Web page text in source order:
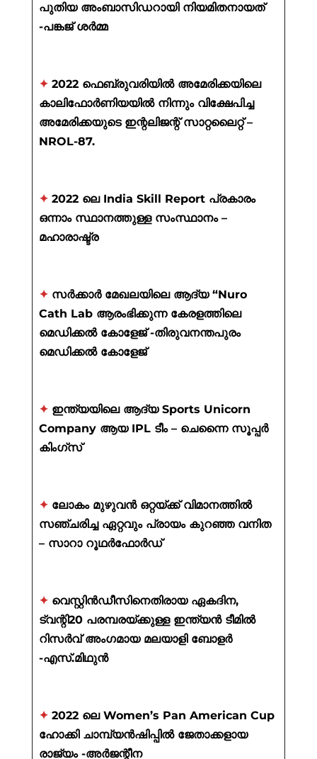
പുതിയ അംബാസിഡറായി നിയമിതനായത്
-പങ്കജ് ശർമ്മ
✦ 2022 ഫെബ്രുവരിയിൽ അമേരിക്കയിലെ
കാലിഫോർണിയയിൽ നിന്നും വിക്ഷേപിച്ച
അമേരിക്കയുടെ ഇന്റലിജന്റ് സാറ്റലൈറ്റ് –
NROL-87.
✦ 2022 ലെ India Skill Report പ്രകാരം
ഒന്നാം സ്ഥാനത്തുള്ള സംസ്ഥാനം –
മഹാരാഷ്ട്ര
✦ സർക്കാർ മേഖലയിലെ ആദ്യ “Nuro
Cath Lab ആരംഭിക്കുന്ന കേരളത്തിലെ
മെഡിക്കൽ കോളേജ് -തിരുവനന്തപുരം
മെഡിക്കൽ കോളേജ്
✦ ഇന്ത്യയിലെ ആദ്യ Sports Unicorn
Company ആയ IPL ടീം – ചെന്നൈ സൂപ്പർ
കിംഗ്സ്
✦ ലോകം മുഴുവൻ ഒറ്റയ്ക്ക് വിമാനത്തിൽ
സഞ്ചരിച്ച ഏറ്റവും പ്രായം കുറഞ്ഞ വനിത
– സാറാ റൂഥർഫോർഡ്
✦ വെസ്റ്റിൻഡീസിനെതിരായ ഏകദിന,
ട്വന്റി20 പരമ്പരയ്ക്കുള്ള ഇന്ത്യൻ ടീമിൽ
റിസർവ് അംഗമായ മലയാളി ബോളർ
-എസ്.മിഥുൻ
✦ 2022 ലെ Women’s Pan American Cup
ഹോക്കി ചാമ്പ്യൻഷിപ്പിൽ ജേതാക്കളായ
രാജ്യം -അർജന്റീന